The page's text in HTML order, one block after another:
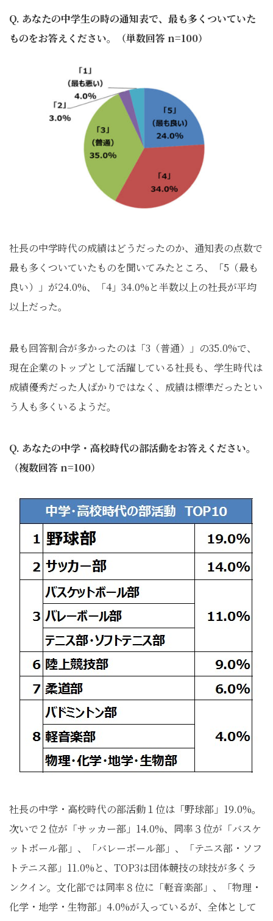
Q. あなたの中学生の時の通知表で、最も多くついていた
ものをお答えください。（単数回答 n=100）
社長の中学時代の成績はどうだったのか、通知表の点数で
最も多くついていたものを聞いてみたところ、「5（最も
良い）」が24.0%、「4」34.0%と半数以上の社長が平均
以上だった。
最も回答割合が多かったのは「3（普通）」の35.0%で、
現在企業のトップとして活躍している社長も、学生時代は
成績優秀だった人ばかりではなく、成績は標準だったとい
う人も多くいるようだ。
Q. あなたの中学・高校時代の部活動をお答えください。
（複数回答 n=100）
社長の中学・高校時代の部活動１位は「野球部」19.0%。
次いで２位が「サッカー部」14.0%、同率３位が「バスケ
ットボール部」、「バレーボール部」、「テニス部・ソフ
トテニス部」11.0%と、TOP3は団体競技の球技が多くラ
ンクイン。文化部では同率８位に「軽音楽部」、「物理・
化学・地学・生物部」4.0%が入っているが、全体として